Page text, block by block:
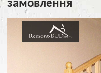
замовлення